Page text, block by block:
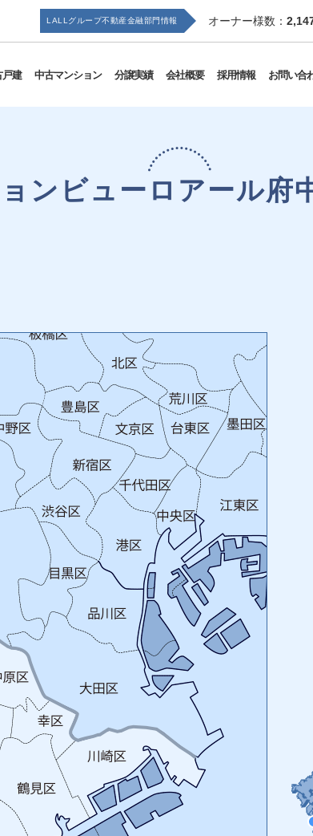
LALLグループ不動産金融部門情報 オーナー様数：
戸建 中古マンション 分譲実績 会社概要 採用情報 お問い合
ンビューロアール府